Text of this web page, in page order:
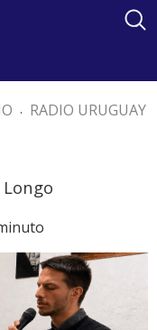
. RADIO URUGUAY